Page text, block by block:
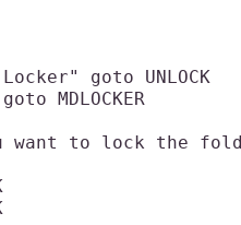
goto UNLOCK
MDLOCKER
want to lock the